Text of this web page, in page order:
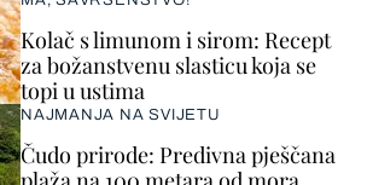
Kolač s limunom i sirom: Recept
za božanstvenu slasticu koja se
topi u ustima
NAJMANJA NA SVIJETU
Čudo prirode: Predivna pješčana